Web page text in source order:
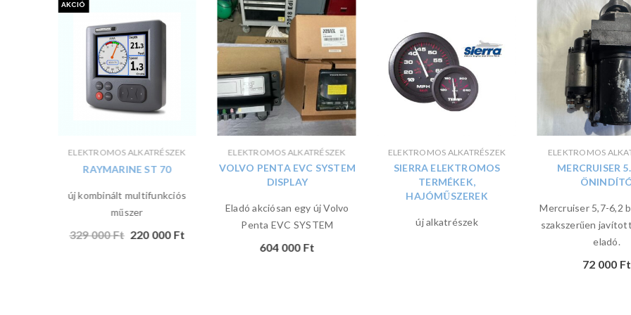
AKCIÓ
ELEKTROMOS ALKATRÉSZEK
RAYMARINE ST 70
új kombinált multifunkciós
műszer
329 000Ft 220 000 Ft
ELEKTROMOS ALKATRÉSZEK
VOLVO PENTA EVC SYSTEM
DISPLAY
Eladó akciósan egy új Volvo
Penta EVC SYSTEM
604 000 Ft
ELEKTROMOS ALKATRÉSZEK
SIERRA ELEKTROMOS
TERMÉKEK,
HAJÓMŰSZEREK
új alkatrészek
ELEKTROMOS
MERCRUISER
Mercruiser 5,7-6,2
szakszerűen
eladó.
72 000 Ft